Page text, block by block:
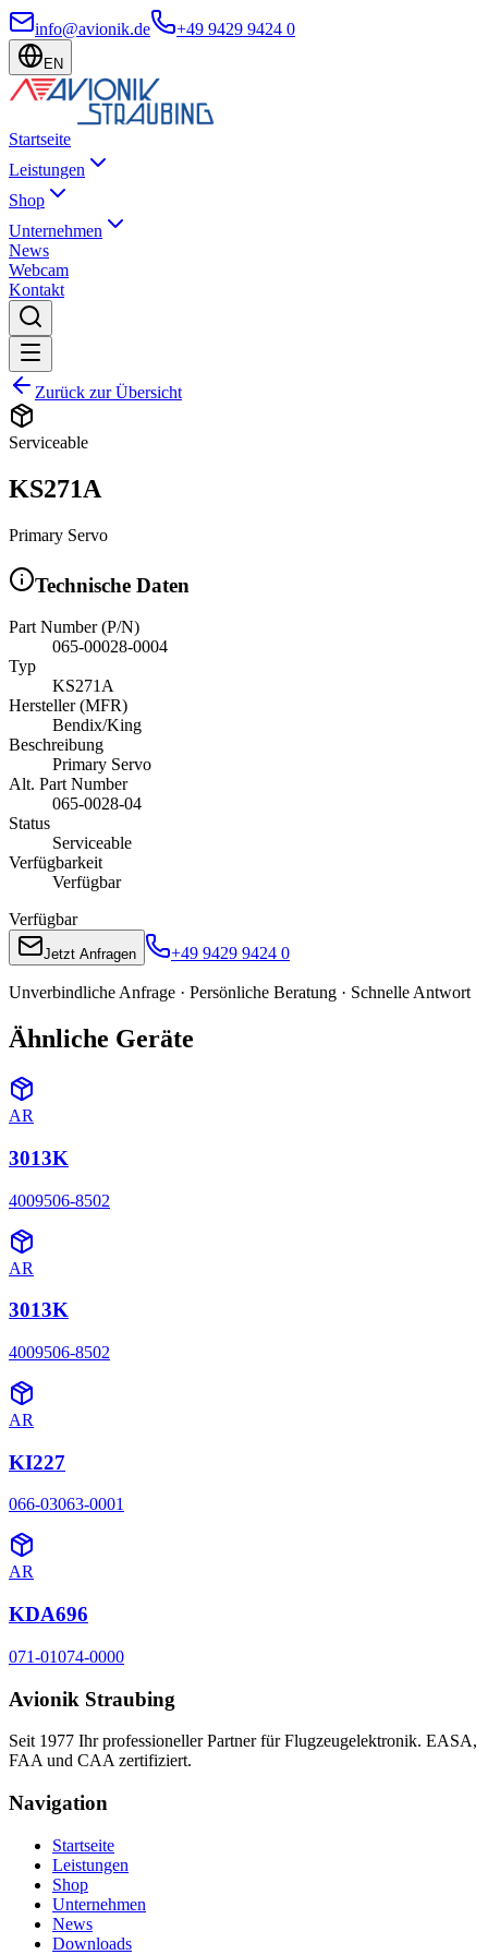
info@avionik.de +49 9429 9424 0
EN
Startseite
Leistungen
Shop
Unternehmen
News
Webcam
Kontakt
Zurück zur Übersicht
Serviceable
KS271A
Primary Servo
Technische Daten
Part Number (P/N)
065-00028-0004
Typ
KS271A
Hersteller (MFR)
Bendix/King
Beschreibung
Primary Servo
Alt. Part Number
065-0028-04
Status
Serviceable
Verfügbarkeit
Verfügbar
Verfügbar
Jetzt Anfragen +49 9429 9424 0
Unverbindliche Anfrage · Persönliche Beratung · Schnelle Antwort
Ähnliche Geräte
AR
3013K
4009506-8502
AR
3013K
4009506-8502
AR
KI227
066-03063-0001
AR
KDA696
071-01074-0000
Avionik Straubing
Seit 1977 Ihr professioneller Partner für Flugzeugelektronik. EASA,
FAA und CAA zertifiziert.
Navigation
Startseite
Leistungen
Shop
Unternehmen
News
Downloads